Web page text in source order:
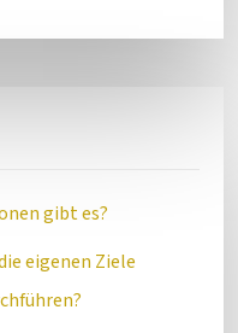
gibt es?
eigenen Ziele